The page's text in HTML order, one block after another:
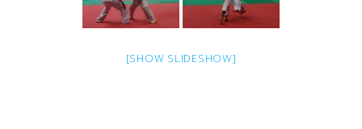
[SHOW SLIDESHOW]